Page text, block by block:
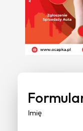
Imię